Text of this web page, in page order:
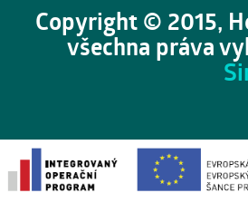
Copyright © 2015,
všechna práva